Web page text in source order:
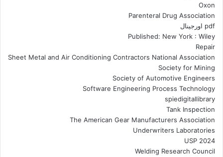
Oxon
Parenteral Drug Association
pdf اورجینال
Published: New York : Wiley
Repair
Sheet Metal and Air Conditioning Contractors National Association
Society for Mining
Society of Automotive Engineers
Software Engineering Process Technology
spiedigitallibrary
Tank Inspection
The American Gear Manufacturers Association
Underwriters Laboratories
USP 2024
Welding Research Council